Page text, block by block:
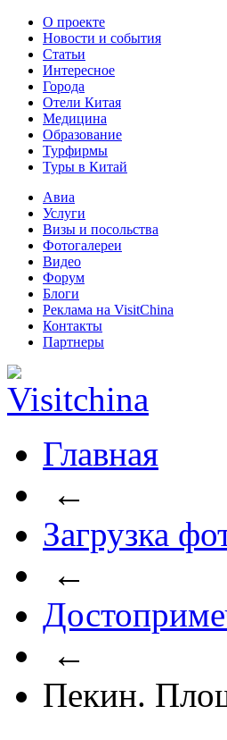
О проекте
Новости и события
Статьи
Интересное
Города
Отели Китая
Медицина
Образование
Турфирмы
Туры в Китай
Авиа
Услуги
Визы и посольства
Фотогалереи
Видео
Форум
Блоги
Реклама на VisitChina
Контакты
Партнеры
Главная
←
Загрузка
←
←
Пекин.